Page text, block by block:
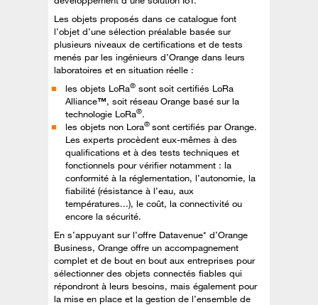
Les objets proposés dans ce catalogue font
l’objet d’une sélection préalable basée sur
plusieurs niveaux de certifications et de tests
menés par les ingénieurs d’Orange dans leurs
laboratoires et en situation réelle :
les objets LoRa® sont soit certifiés LoRa
Alliance™, soit réseau Orange basé sur la
technologie LoRa®.
les objets non Lora® sont certifiés par Orange.
Les experts procèdent eux-mêmes à des
qualifications et à des tests techniques et
fonctionnels pour vérifier notamment : la
conformité à la réglementation, l’autonomie, la
fiabilité (résistance à l’eau, aux
températures...), le coût, la connectivité ou
encore la sécurité.
En s’appuyant sur l’offre Datavenue* d’Orange
Business, Orange offre un accompagnement
complet et de bout en bout aux entreprises pour
sélectionner des objets connectés fiables qui
répondront à leurs besoins, mais également pour
la mise en place et la gestion de l’ensemble de